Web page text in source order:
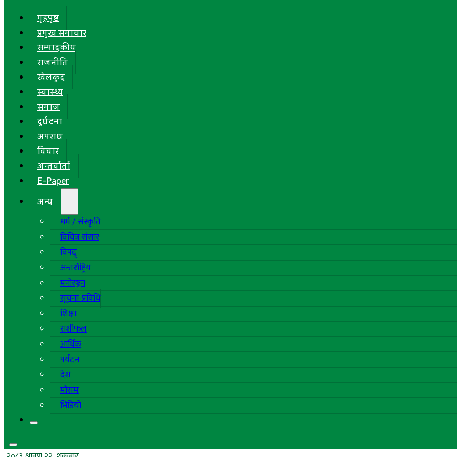
गृहपृष्ठ
प्रमुख समाचार
सम्पादकीय
राजनीति
खेलकुद
स्वास्थ्य
समाज
दुर्घटना
अपराध
विचार
अन्तर्वार्ता
E-Paper
अन्य
धर्म / संस्कृति
विचित्र संसार
विपद्
अन्तर्राष्ट्रिय
मनोरञ्जन
सूचना-प्रविधि
शिक्षा
राशीफल
आर्थिक
पर्यटन
देश
मौसम
भिडियो